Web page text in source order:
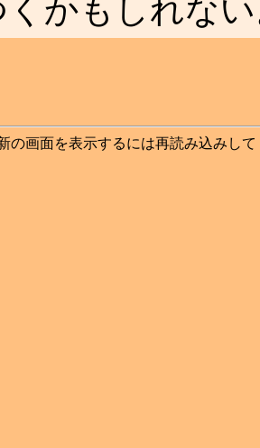
くかもしれな
の画面を表示するには再読み込みして